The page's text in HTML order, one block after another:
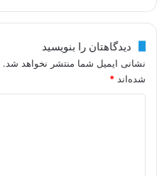
دیدگاهتان را بنویسید
نشانی ایمیل شما منتشر نخواهد شد.
شده‌اند *